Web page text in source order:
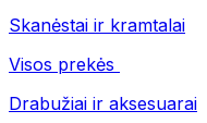
Skanėstai ir kramtalai
Visos prekės
Drabužiai ir aksesuarai